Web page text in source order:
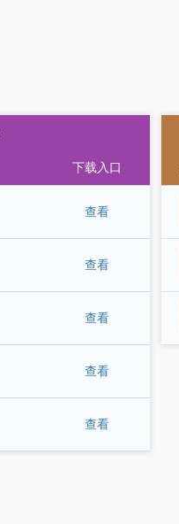
下载入口
查看
查看
查看
查看
查看